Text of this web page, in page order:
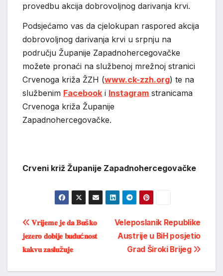
provedbu akcija dobrovoljnog darivanja krvi.
Podsjećamo vas da cjelokupan raspored akcija
dobrovoljnog darivanja krvi u srpnju na
području Županije Zapadnohercegovačke
možete pronaći na službenoj mrežnoj stranici
Crvenoga križa ŽZH (www.ck-zzh.org) te na
službenim Facebook i Instagram stranicama
Crvenoga križa Županije
Zapadnohercegovačke.
Crveni križ Županije Zapadnohercegovačke
Post
navigation
Veleposlanik Republike
Austrije u BiH posjetio
Grad Široki Brijeg
𝐕𝐫𝐢𝐣𝐞𝐦𝐞 𝐣𝐞 𝐝𝐚 𝐁𝐮š𝐤𝐨
𝐣𝐞𝐳𝐞𝐫𝐨 𝐝𝐨𝐛𝐢𝐣𝐞 𝐛𝐮𝐝𝐮ć𝐧𝐨𝐬𝐭
𝐤𝐚𝐤𝐯𝐮 𝐳𝐚𝐬𝐥𝐮ž𝐮𝐣𝐞